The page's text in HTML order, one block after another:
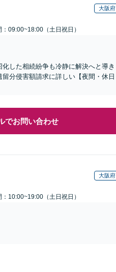
大阪府
09:00~18:00（土日祝日）
した相続紛争も冷静に解決へと導き
分侵害額請求に詳しい【夜間・休日
でお問い合わせ
大阪府
10:00~19:00（土日祝日）